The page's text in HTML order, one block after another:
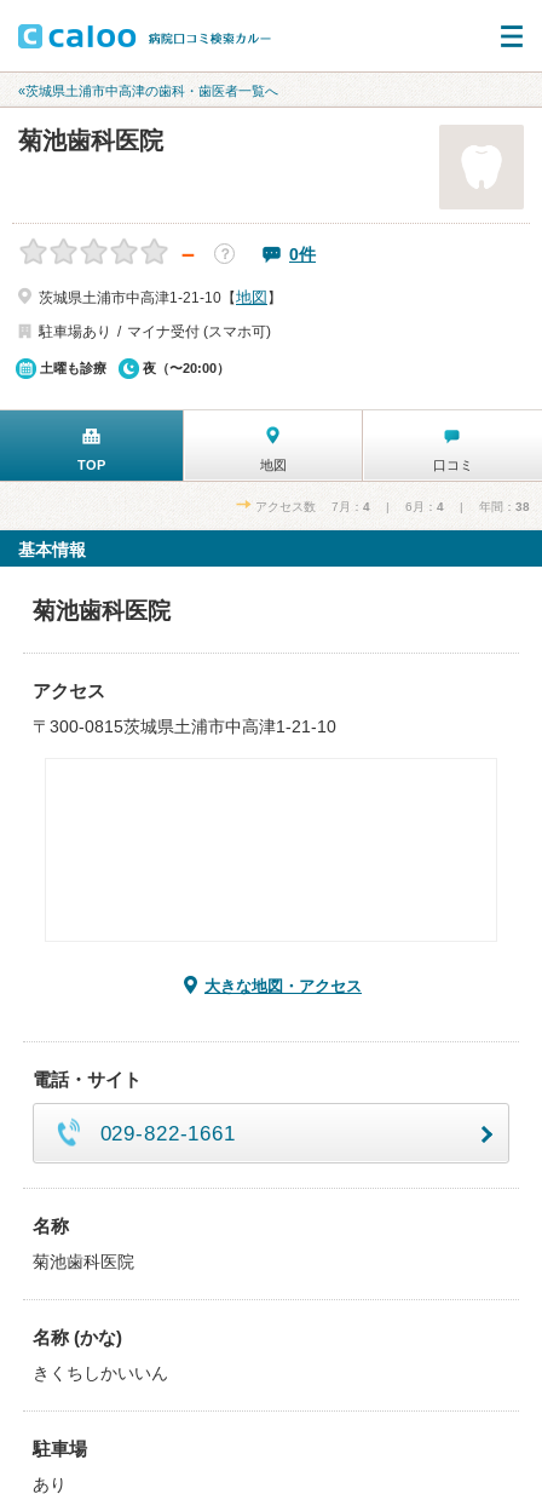
«茨城県土浦市中高津の歯科・歯医者一覧へ
菊池歯科医院
－ ？ 0件
茨城県土浦市中高津1-21-10【地図 】
駐車場あり
マイナ受付 (スマホ可)
土曜も診療 夜（〜20:00）
TOP 地図 口コミ
アクセス数 7月： 4 | 6月： 4 | 年間： 38
基本情報
菊池歯科医院
アクセス
〒300-0815茨城県土浦市中高津1-21-10
大きな地図・アクセス
電話・サイト
029-822-1661
名称
菊池歯科医院
名称 (かな)
きくちしかいいん
駐車場
あり